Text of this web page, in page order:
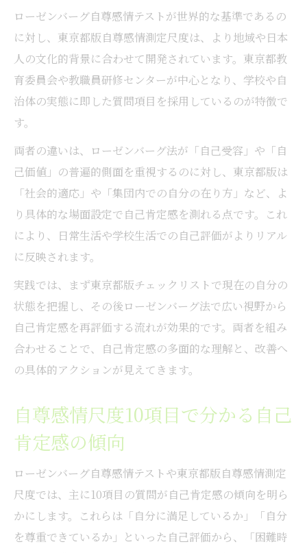
ローゼンバーグ自尊感情テストが世界的な基準であるの
に対し、東京都版自尊感情測定尺度は、より地域や日本
人の文化的背景に合わせて開発されています。東京都教
育委員会や教職員研修センターが中心となり、学校や自
治体の実態に即した質問項目を採用しているのが特徴で
す。
両者の違いは、ローゼンバーグ法が「自己受容」や「自
己価値」の普遍的側面を重視するのに対し、東京都版は
「社会的適応」や「集団内での自分の在り方」など、よ
り具体的な場面設定で自己肯定感を測れる点です。これ
により、日常生活や学校生活での自己評価がよりリアル
に反映されます。
実践では、まず東京都版チェックリストで現在の自分の
状態を把握し、その後ローゼンバーグ法で広い視野から
自己肯定感を再評価する流れが効果的です。両者を組み
合わせることで、自己肯定感の多面的な理解と、改善へ
の具体的アクションが見えてきます。
自尊感情尺度10項目で分かる自己
肯定感の傾向
ローゼンバーグ自尊感情テストや東京都版自尊感情測定
尺度では、主に10項目の質問が自己肯定感の傾向を明ら
かにします。これらは「自分に満足しているか」「自分
を尊重できているか」といった自己評価から、「困難時